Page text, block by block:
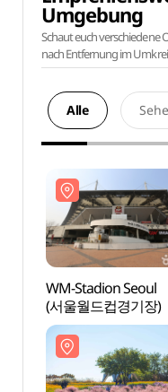
Umgebung
Schaut euch verschiedene
nach Entfernung im
Alle
WM-Stadion Seoul
(서울월드컵경기장)